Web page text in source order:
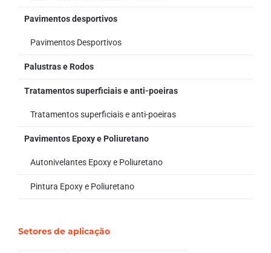
Pavimentos desportivos
Pavimentos Desportivos
Palustras e Rodos
Tratamentos superficiais e anti-poeiras
Tratamentos superficiais e anti-poeiras
Pavimentos Epoxy e Poliuretano
Autonivelantes Epoxy e Poliuretano
Pintura Epoxy e Poliuretano
Setores de aplicação